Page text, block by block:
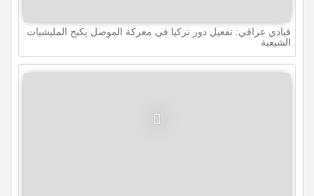
قيادي عراقي: تفعيل دور تركيا في معركة الموصل يكبح المليشيات
الشيعية